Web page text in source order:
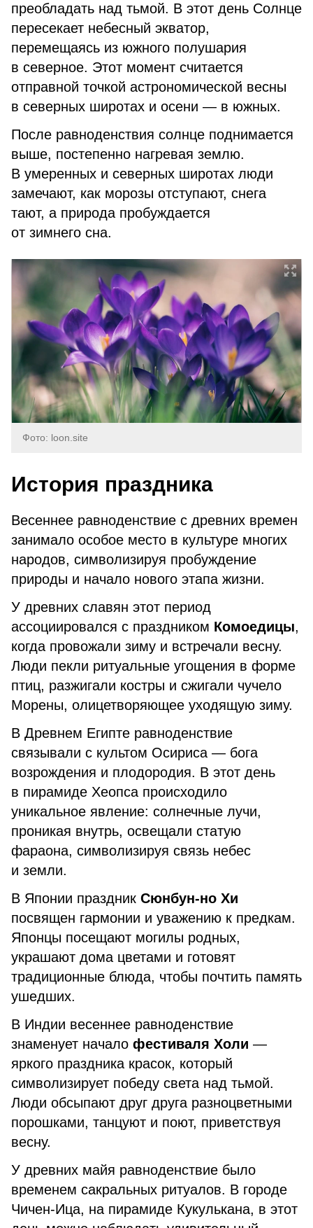
преобладать над тьмой. В этот день Солнце
пересекает небесный экватор,
перемещаясь из южного полушария
в северное. Этот момент считается
отправной точкой астрономической весны
в северных широтах и осени — в южных.
После равноденствия солнце поднимается
выше, постепенно нагревая землю.
В умеренных и северных широтах люди
замечают, как морозы отступают, снега
тают, а природа пробуждается
от зимнего сна.
Фото: loon.site
История праздника
Весеннее равноденствие с древних времен
занимало особое место в культуре многих
народов, символизируя пробуждение
природы и начало нового этапа жизни.
У древних славян этот период
ассоциировался с праздником Комоедицы,
когда провожали зиму и встречали весну.
Люди пекли ритуальные угощения в форме
птиц, разжигали костры и сжигали чучело
Морены, олицетворяющее уходящую зиму.
В Древнем Египте равноденствие
связывали с культом Осириса — бога
возрождения и плодородия. В этот день
в пирамиде Хеопса происходило
уникальное явление: солнечные лучи,
проникая внутрь, освещали статую
фараона, символизируя связь небес
и земли.
В Японии праздник Сюнбун-но Хи
посвящен гармонии и уважению к предкам.
Японцы посещают могилы родных,
украшают дома цветами и готовят
традиционные блюда, чтобы почтить память
ушедших.
В Индии весеннее равноденствие
знаменует начало фестиваля Холи —
яркого праздника красок, который
символизирует победу света над тьмой.
Люди обсыпают друг друга разноцветными
порошками, танцуют и поют, приветствуя
весну.
У древних майя равноденствие было
временем сакральных ритуалов. В городе
Чичен-Ица, на пирамиде Кукулькана, в этот